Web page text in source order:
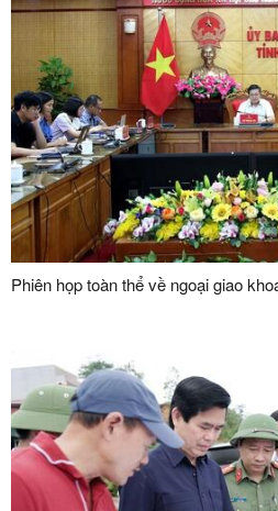
Phiên họp toàn thể về ngoại giao